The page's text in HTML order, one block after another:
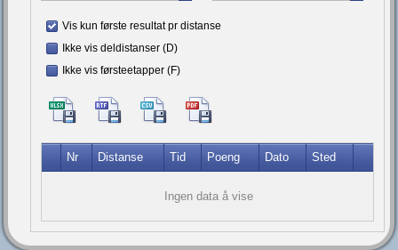
Vis kun første resultat pr distanse
Ikke vis deldistanser (D)
Ikke vis førsteetapper (F)
Nr Distanse Tid Poeng Dato Sted
Ingen data å vise